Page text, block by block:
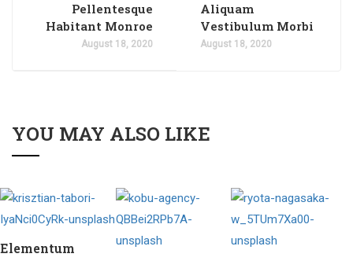
Pellentesque
Habitant Monroe
August 18, 2020
Aliquam
Vestibulum Morbi
August 18, 2020
YOU MAY ALSO LIKE
Elementum